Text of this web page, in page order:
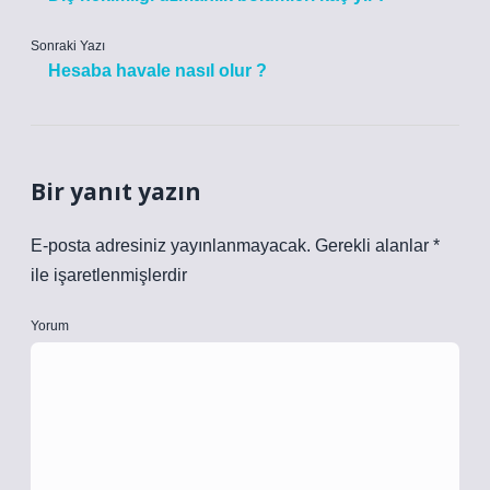
Sonraki Yazı
Hesaba havale nasıl olur ?
Bir yanıt yazın
E-posta adresiniz yayınlanmayacak. Gerekli alanlar *
ile işaretlenmişlerdir
Yorum